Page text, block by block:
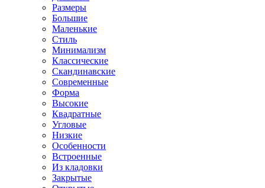
Размеры
Большие
Маленькие
Стиль
Минимализм
Классические
Скандинавские
Современные
Форма
Высокие
Квадратные
Угловые
Низкие
Особенности
Встроенные
Из кладовки
Закрытые